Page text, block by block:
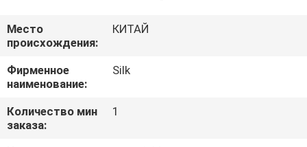
О
НАС
ПУТЕШЕСТВИЕ
ФАБРИКИ
Место
происхождения:
КИТАЙ
Фирменное
наименование:
Silk
Количество мин
заказа:
1